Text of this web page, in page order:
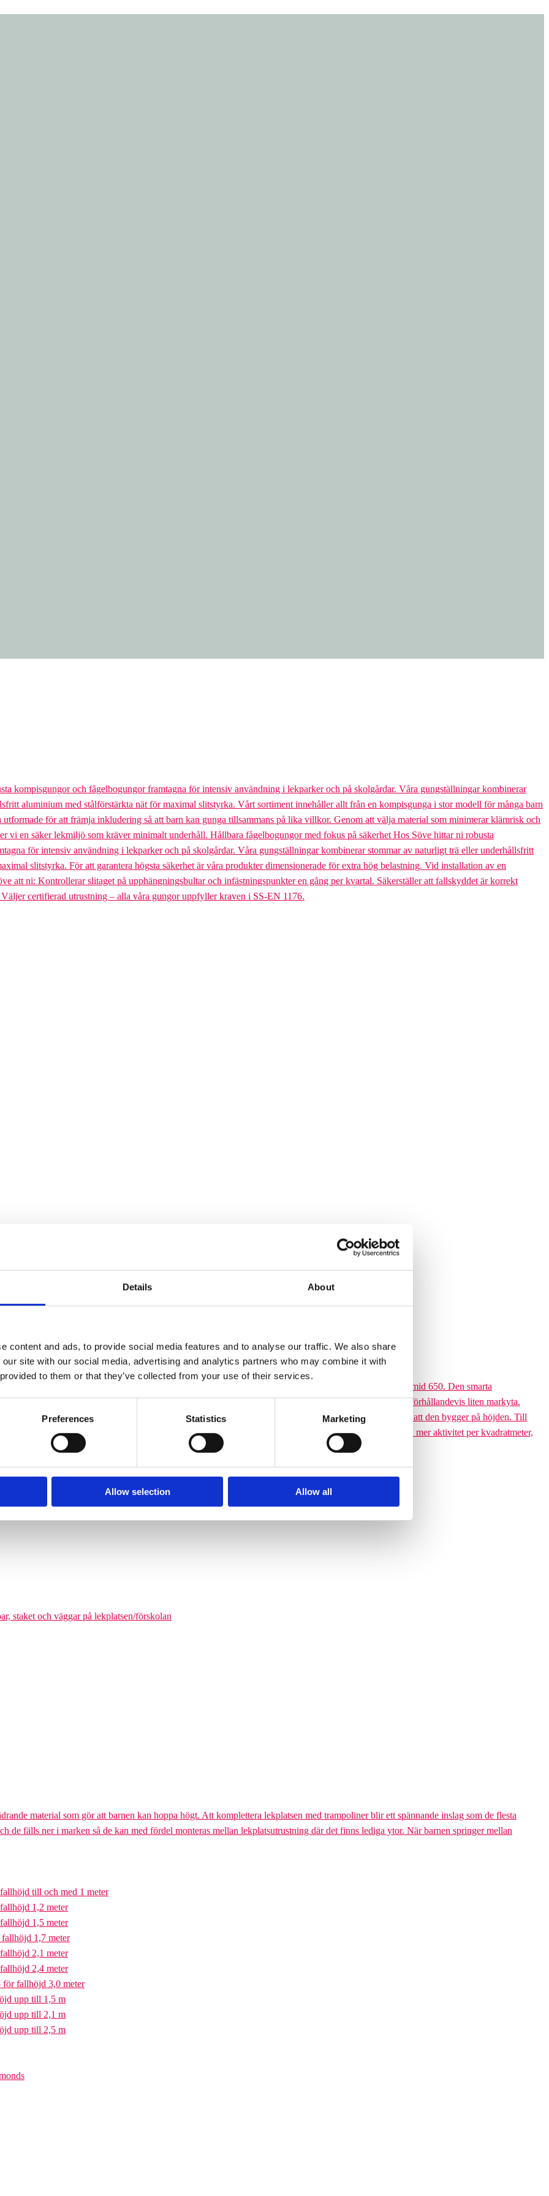
Details About
content and ads, to provide social media features and to analyse our traffic. We also share
site with our social media, advertising and analytics partners who may combine it with
to them or that they’ve collected from your use of their services.
Preferences Statistics Marketing
Allow selection Allow all
kompisgungor och fågelbogungor framtagna för intensiv användning i lekparker och på skolgårdar. Våra gungställningar kombinerar
aluminium med stålförstärkta nät för maximal slitstyrka. Vårt sortiment innehåller allt från en kompisgunga i stor modell för många barn
för att främja inkludering så att barn kan gunga tillsammans på lika villkor. Genom att välja material som minimerar klämrisk och
vi en säker lekmiljö som kräver minimalt underhåll. Hållbara fågelbogungor med fokus på säkerhet Hos Söve hittar ni robusta
för intensiv användning i lekparker och på skolgårdar. Våra gungställningar kombinerar stommar av naturligt trä eller underhållsfritt
slitstyrka. För att garantera högsta säkerhet är våra produkter dimensionerade för extra hög belastning. Vid installation av en
att ni: Kontrollerar slitaget på upphängningsbultar och infästningspunkter en gång per kvartal. Säkerställer att fallskyddet är korrekt
certifierad utrustning – alla våra gungor uppfyller kraven i SS-EN 1176.
finns i flera storlekar, från tre meters höjd upp till den 6,5 meter höga Climbing pyramid 650. Läs mer...
klätterpyramider finns i flera storlekar, från tre meters höjd upp till den 6,5 meter höga Climbing pyramid 650. Den smarta
barn från cirka 6 år och uppåt att klättra på en och samma gång. Dessutom tar klätterpyramiden upp en förhållandevis liten markyta.
med en diameter på cirka 9–14,5 meter. Det som gör klätterpyramiden till ett yteffektivt val är att den bygger på höjden. Till
större plats, maximerar nätstrukturen antalet användare på ytan. Ni får plats med betydligt fler barn och mer aktivitet per kvadratmeter,
och kommunala parker.
där man kan förena leken med matematikutmaningar
staket och väggar på lekplatsen/förskolan
material som gör att barnen kan hoppa högt. Att komplettera lekplatsen med trampoliner blir ett spännande inslag som de flesta
de fälls ner i marken så de kan med fördel monteras mellan lekplatsutrustning där det finns lediga ytor. När barnen springer mellan
till och med 1 meter
1,2 meter
1,5 meter
1,7 meter
2,1 meter
2,4 meter
för fallhöjd 3,0 meter
upp till 1,5 m
upp till 2,1 m
upp till 2,5 m